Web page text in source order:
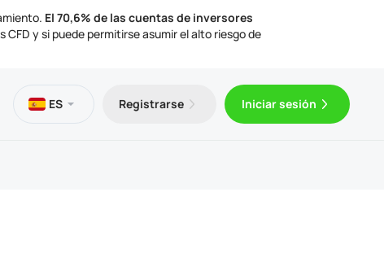
El 70,6% de las cuentas de inversores
y si puede permitirse asumir el alto riesgo de
gratuito5 para Android
de trading
legal
legales
ES Registrarse Iniciar sesión